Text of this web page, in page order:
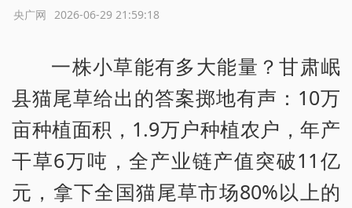
2026-06-29 21:59:18
央广网
一株小草能有多大能量？甘肃岷
县猫尾草给出的答案掷地有声：10万
亩种植面积，1.9万户种植农户，年产
干草6万吨，全产业链产值突破11亿
元，拿下全国猫尾草市场80%以上的